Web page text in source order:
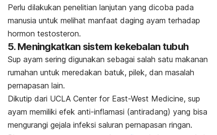
Perlu dilakukan penelitian lanjutan yang dicoba pada
manusia untuk melihat manfaat daging ayam terhadap
hormon testosteron.
5. Meningkatkan sistem kekebalan tubuh
Sup ayam sering digunakan sebagai salah satu makanan
rumahan untuk meredakan batuk, pilek, dan masalah
pernapasan lain.
Dikutip dari UCLA Center for East-West Medicine, sup
ayam memiliki efek anti-inflamasi (antiradang) yang bisa
mengurangi gejala infeksi saluran pernapasan ringan.